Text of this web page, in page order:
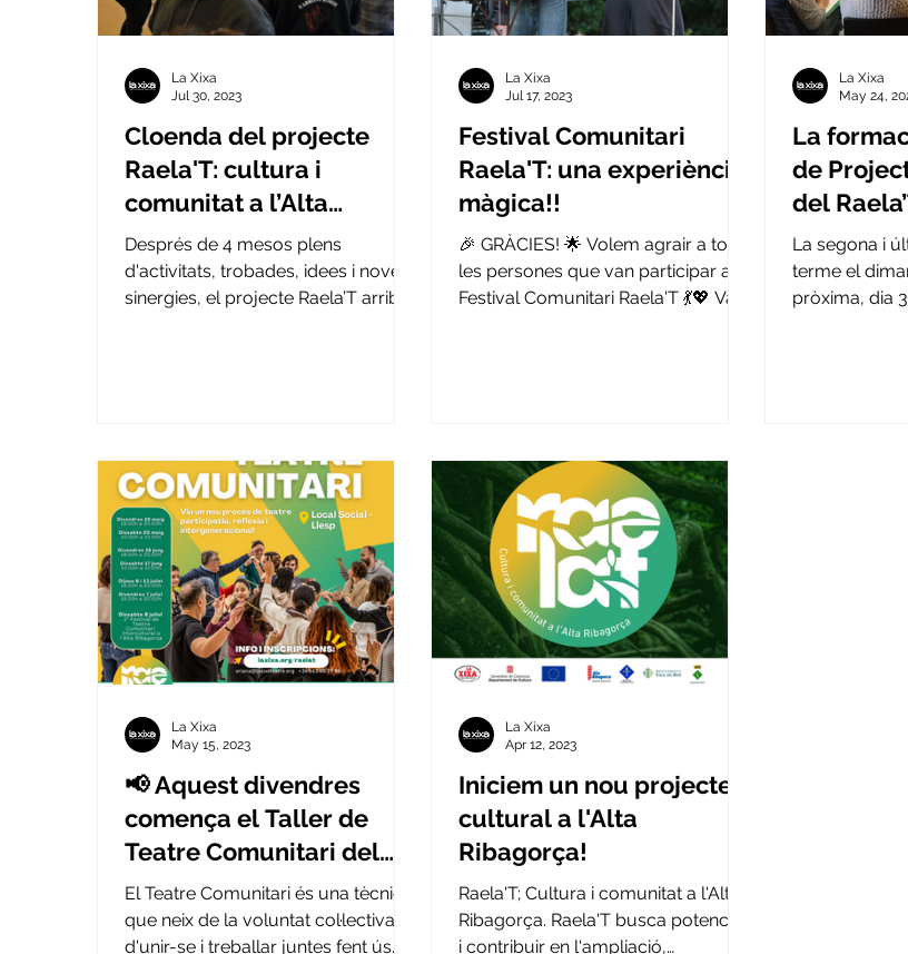
Cloenda del projecte
Raela'T: cultura i
comunitat a l’Alta
Ribagorça 👏 🌱
Després de 4 mesos plens
d'activitats, trobades, idees i noves
sinergies, el projecte Raela’T arriba
La Xixa
Jul 30, 2023
Festival Comunitari
Raela'T: una experiència
màgica!!
🎉 GRÀCIES! 🌟 Volem agrair a totes
les persones que van participar al
Festival Comunitari Raela'T 💃💖 Va
La Xixa
Jul 17, 2023
La
de
del
marxa!🔥
La segona i
terme el
pròxima, dia
La Xixa
May 24,
📢 Aquest divendres
comença el Taller de
Teatre Comunitari del
Raela'T!! 🔥
El Teatre Comunitari és una tècnica
que neix de la voluntat col·lectiva
d'unir-se i treballar juntes fent ús
La Xixa
May 15, 2023
Iniciem un nou projecte
cultural a l'Alta
Ribagorça!
Raela'T; Cultura i comunitat a l'Alta
Ribagorça. Raela'T busca potenciar
i contribuir en l'ampliació,
La Xixa
Apr 12, 2023